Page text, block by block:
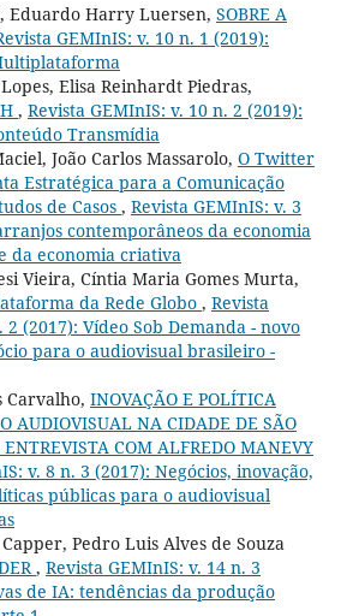
Eduardo Harry Luersen, SOBRE A
GEMInIS: v. 10 n. 1 (2019):
Elisa Reinhardt Piedras,
, Revista GEMInIS: v. 10 n. 2 (2019):
Transmídia
João Carlos Massarolo, O Twitter
Estratégica para a Comunicação
de Casos , Revista GEMInIS: v. 3
contemporâneos da economia
da economia criativa
Vieira, Cíntia Maria Gomes Murta,
da Rede Globo , Revista
2 (2017): Vídeo Sob Demanda - novo
para o audiovisual brasileiro -
Carvalho, INOVAÇÃO E POLÍTICA
AUDIOVISUAL NA CIDADE DE SÃO
ENTREVISTA COM ALFREDO MANEVY
v. 8 n. 3 (2017): Negócios, inovação,
públicas para o audiovisual
Pedro Luis Alves de Souza
, Revista GEMInIS: v. 14 n. 3
de IA: tendências da produção